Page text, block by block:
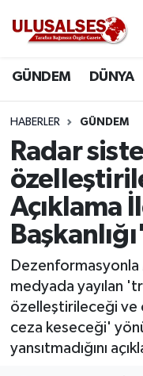
GÜNDEM DÜNYA
HABERLER GÜNDEM
Radar
Açıklama
medyada yayılan
özelleştirileceği ve
ceza keseceği'
yansıtmadığını
DÜNYA
SİYASET
EKONOMİ
EĞİTİM
SAĞLIK
MAGAZİN
SPOR
Trafik Durumu
Süper Lig Puan
Tüm Manşetler
Son Dakika
Haber Arşivi